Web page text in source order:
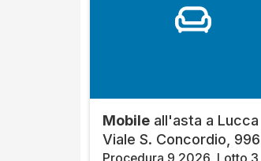
Mobile all'asta a Lucca
Viale S. Concordio, 996 ,